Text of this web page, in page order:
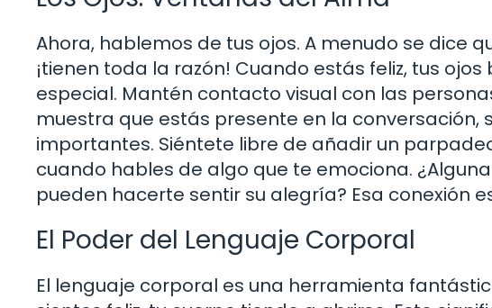
Ahora, hablemos de tus ojos. A menudo se dice
¡tienen toda la razón! Cuando estás feliz, tus
especial. Mantén contacto visual con las
muestra que estás presente en la conversación,
importantes. Siéntete libre de añadir un
cuando hables de algo que te emociona.
pueden hacerte sentir su alegría? Esa conexión
El Poder del Lenguaje Corporal
El lenguaje corporal es una herramienta